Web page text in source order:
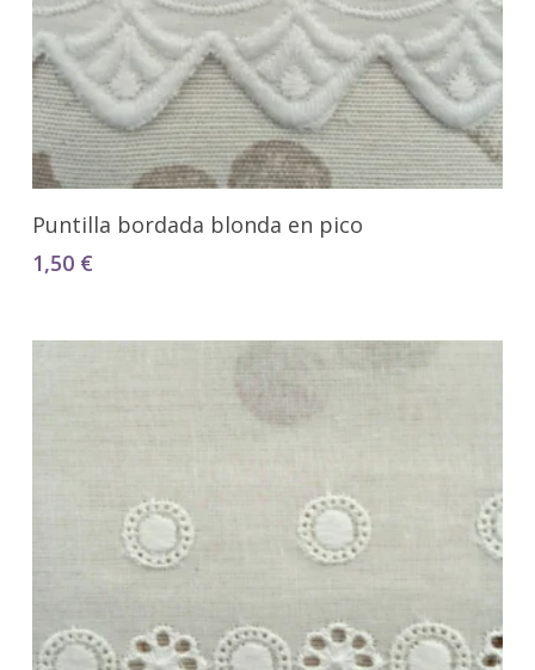
Seleccionar Opciones
Puntilla bordada blonda en pico
1,50 €